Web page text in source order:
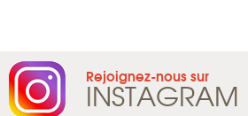
Rejoignez-nous sur
INSTAGRAM